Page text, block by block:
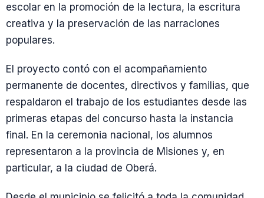
escolar en la promoción de la lectura, la escritura
creativa y la preservación de las narraciones
populares.
El proyecto contó con el acompañamiento
permanente de docentes, directivos y familias, que
respaldaron el trabajo de los estudiantes desde las
primeras etapas del concurso hasta la instancia
final. En la ceremonia nacional, los alumnos
representaron a la provincia de Misiones y, en
particular, a la ciudad de Oberá.